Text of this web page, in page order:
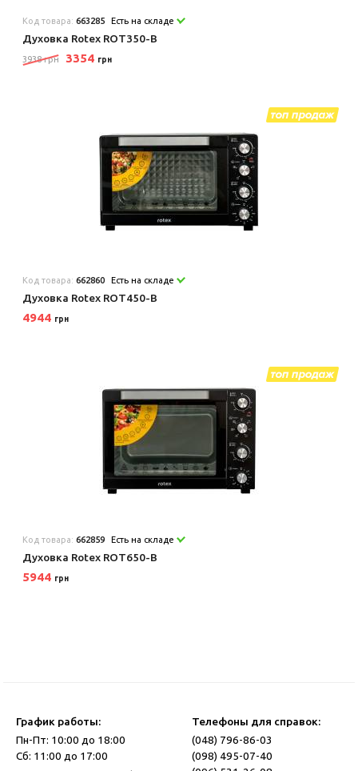
Код товара:663285 Есть на складе
Духовка Rotex ROT350-B
3938 грн 3354 грн
Код товара:662860 Есть на складе
Духовка Rotex ROT450-B
4944 грн
Код товара:662859 Есть на складе
Духовка Rotex ROT650-B
5944 грн
График работы:
Пн-Пт: 10:00 до 18:00
Сб: 11:00 до 17:00
Телефоны для справок:
(048) 796-86-03
(098) 495-07-40